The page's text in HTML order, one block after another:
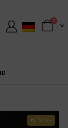
0
6 fotos